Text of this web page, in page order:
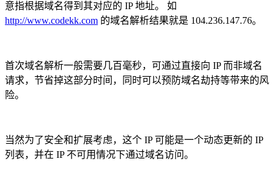
意指根据域名得到其对应的 IP 地址。 如
http://www.codekk.com 的域名解析结果就是 104.236.147.76。
首次域名解析一般需要几百毫秒，可通过直接向 IP 而非域名
请求，节省掉这部分时间，同时可以预防域名劫持等带来的风
险。
当然为了安全和扩展考虑，这个 IP 可能是一个动态更新的 IP
列表，并在 IP 不可用情况下通过域名访问。